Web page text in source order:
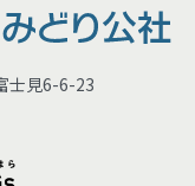
士見6-6-23